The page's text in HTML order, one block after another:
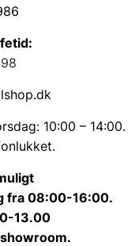
10:00 – 14:00.
fra 08:00-16:00.
13.00